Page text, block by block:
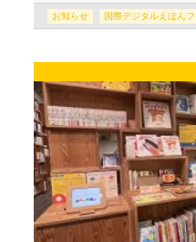
お知らせ 国際デジタルえほん